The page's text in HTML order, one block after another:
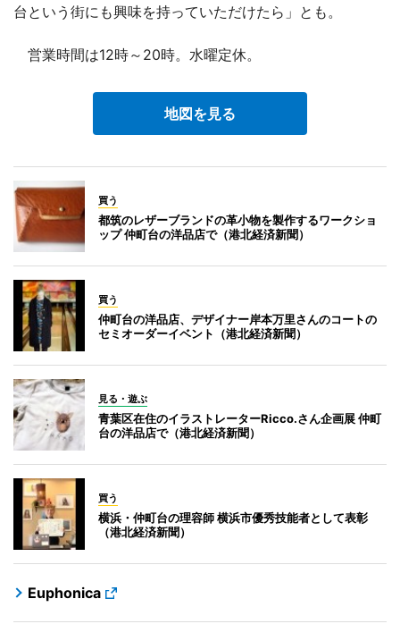
台という街にも興味を持っていただけたら」とも。
営業時間は12時～20時。水曜定休。
地図を見る
買う
都筑のレザーブランドの革小物を製作するワークショ
ップ 仲町台の洋品店で（港北経済新聞）
買う
仲町台の洋品店、デザイナー岸本万里さんのコートの
セミオーダーイベント（港北経済新聞）
見る・遊ぶ
青葉区在住のイラストレーターRicco.さん企画展 仲町
台の洋品店で（港北経済新聞）
買う
横浜・仲町台の理容師 横浜市優秀技能者として表彰
（港北経済新聞）
Euphonica